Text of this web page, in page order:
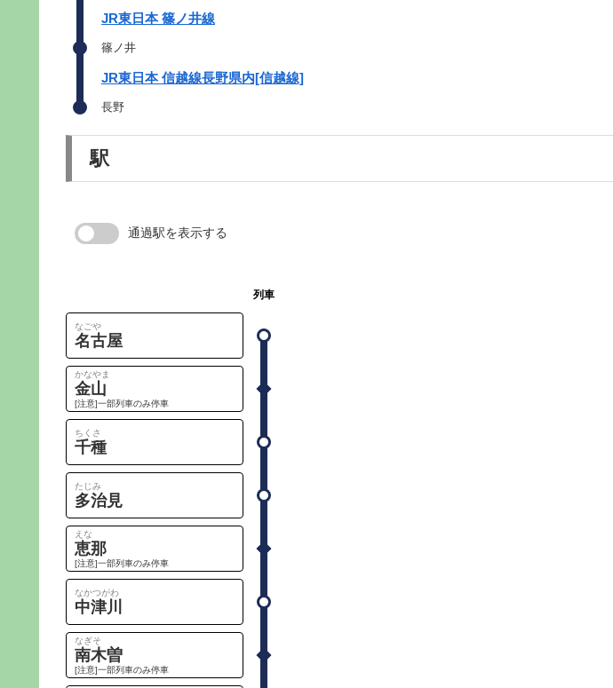
JR東日本 篠ノ井線
篠ノ井
JR東日本 信越線長野県内[信越線]
長野
駅
通過駅を表示する
列車
なごや
名古屋
かなやま
金山
[注意]一部列車のみ停車
ちくさ
千種
たじみ
多治見
えな
恵那
[注意]一部列車のみ停車
なかつがわ
中津川
なぎそ
南木曽
[注意]一部列車のみ停車